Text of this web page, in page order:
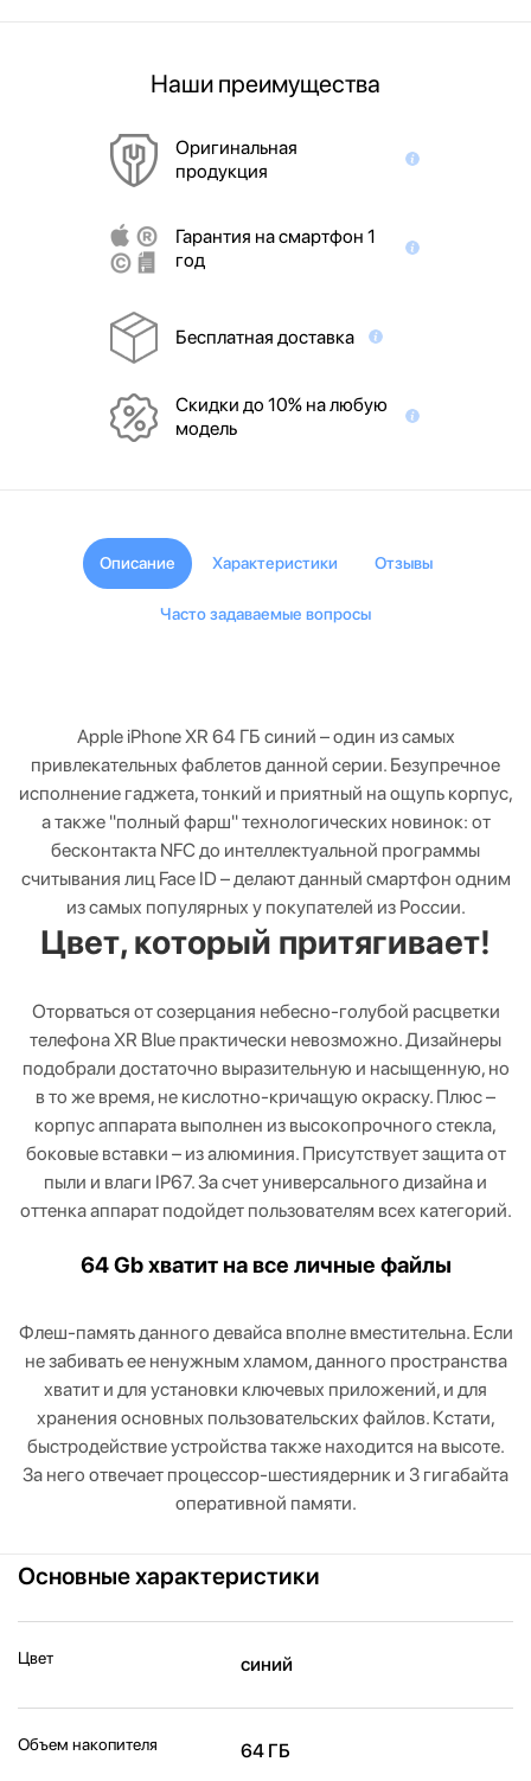
Наши преимущества
Оригинальная
продукция
Гарантия на смартфон 1
год
Бесплатная доставка
Скидки до 10% на любую
модель
Описание Характеристики Отзывы
Часто задаваемые вопросы
Apple iPhone XR 64 ГБ синий – один из самых
привлекательных фаблетов данной серии. Безупречное
исполнение гаджета, тонкий и приятный на ощупь корпус,
а также "полный фарш" технологических новинок: от
бесконтакта NFC до интеллектуальной программы
считывания лиц Face ID – делают данный смартфон одним
из самых популярных у покупателей из России.
Цвет, который притягивает!
Оторваться от созерцания небесно-голубой расцветки
телефона XR Blue практически невозможно. Дизайнеры
подобрали достаточно выразительную и насыщенную, но
в то же время, не кислотно-кричащую окраску. Плюс –
корпус аппарата выполнен из высокопрочного стекла,
боковые вставки – из алюминия. Присутствует защита от
пыли и влаги IP67. За счет универсального дизайна и
оттенка аппарат подойдет пользователям всех категорий.
64 Gb хватит на все личные файлы
Флеш-память данного девайса вполне вместительна. Если
не забивать ее ненужным хламом, данного пространства
хватит и для установки ключевых приложений, и для
хранения основных пользовательских файлов. Кстати,
быстродействие устройства также находится на высоте.
За него отвечает процессор-шестиядерник и 3 гигабайта
оперативной памяти.
Основные характеристики
Цвет синий
Объем накопителя 64 ГБ